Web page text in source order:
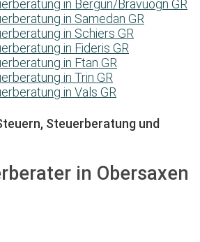
in Bergün/Bravuogn GR
in Samedan GR
in Schiers GR
in Fideris GR
in Ftan GR
in Trin GR
in Vals GR
Steuerberatung und
in Obersaxen